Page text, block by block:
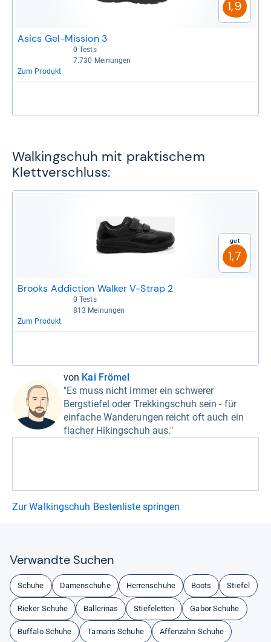
1,9
Asics Gel-Mission 3
Bisher keine Bewertungen
0 Tests
4,1 von 5 Sternen
7.730 Meinungen
Zum Produkt
Walkingschuh mit praktischem
Klettverschluss:
Gut
1,7
Brooks Addiction Walker V-Strap 2
Bisher keine Bewertungen
0 Tests
4,3 von 5 Sternen
813 Meinungen
Zum Produkt
von Kai Frömel
"Es muss nicht immer ein schwerer
Bergstiefel oder Trekkingschuh sein - für
einfache Wanderungen reicht oft auch ein
flacher Hikingschuh aus."
Zur Walkingschuh Bestenliste springen
Ver­wandte Suchen
Schuhe Damenschuhe Herrenschuhe Boots Stiefel
Rieker Schuhe Ballerinas Stiefeletten Gabor Schuhe
Buffalo Schuhe Tamaris Schuhe Affenzahn Schuhe